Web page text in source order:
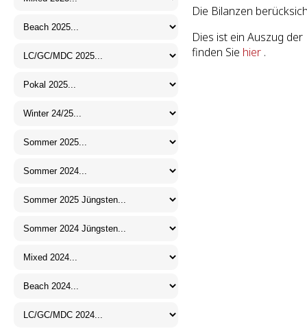
Die Bilanzen
Dies ist ein Auszug
finden Sie hier .